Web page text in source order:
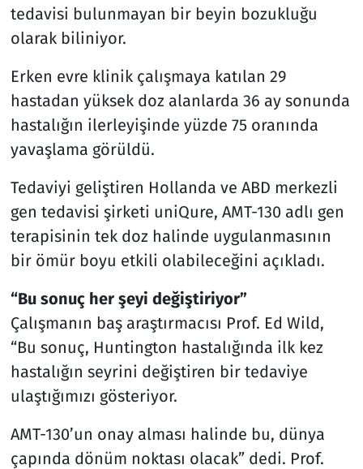
tedavisi bulunmayan bir beyin bozukluğu
olarak biliniyor.
Erken evre klinik çalışmaya katılan 29
hastadan yüksek doz alanlarda 36 ay sonunda
hastalığın ilerleyişinde yüzde 75 oranında
yavaşlama görüldü.
Tedaviyi geliştiren Hollanda ve ABD merkezli
gen tedavisi şirketi uniQure, AMT-130 adlı gen
terapisinin tek doz halinde uygulanmasının
bir ömür boyu etkili olabileceğini açıkladı.
“Bu sonuç her şeyi değiştiriyor”
Çalışmanın baş araştırmacısı Prof. Ed Wild,
“Bu sonuç, Huntington hastalığında ilk kez
hastalığın seyrini değiştiren bir tedaviye
ulaştığımızı gösteriyor.
AMT-130’un onay alması halinde bu, dünya
çapında dönüm noktası olacak” dedi. Prof.
Televizyon